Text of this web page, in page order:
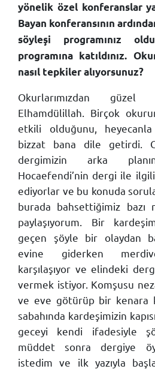
yönelik özel konferanslar
Bayan konferansının
söyleşi programınız
programına katıldınız.
nasıl tepkiler alıyorsunuz?
Okurlarımızdan
Elhamdülillah. Birçok
etkili olduğunu, heyecanla
bizzat bana dile getirdi.
dergimizin arka
Hocaefendi’nin dergi ile ilgili
ediyorlar ve bu konuda
burada bahsettiğimiz bazı
paylaşıyorum. Bir
geçen şöyle bir olaydan
evine giderken
karşılaşıyor ve elindeki
vermek istiyor. Komşusu
ve eve götürüp bir kenara
sabahında kardeşimizin
geceyi kendi ifadesiyle
müddet sonra dergiye
istedim ve ilk yazıyla